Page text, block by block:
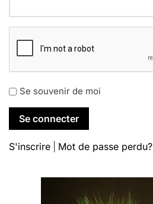
Se souvenir de moi
S'inscrire Mot de passe perdu?